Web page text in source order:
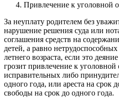
Привлечение к уголовной
За неуплату родителем без
нарушение решения суда или
соглашения средств на
детей, а равно
летнего возраста, если это
грозит привлечение к уголовной
исправительных либо
одного года, или ареста на срок
свободы на срок до одного года.